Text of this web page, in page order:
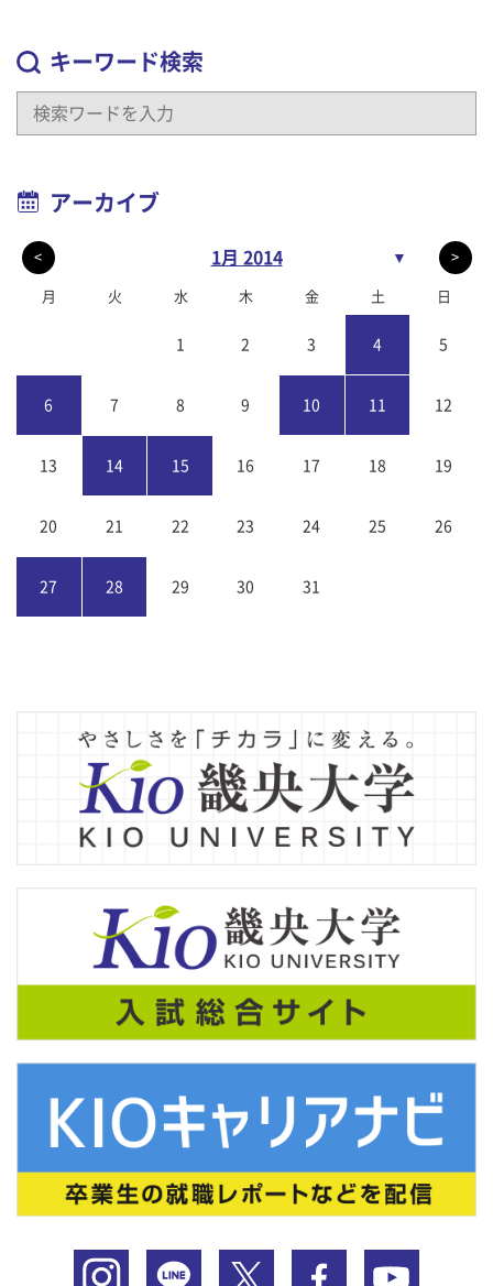
キーワード検索
アーカイブ
< 1月 2014 ▼ >
月 火 水 木 金 土 日
1 2 3 4 5
6 7 8 9 10 11 12
13 14 15 16 17 18 19
20 21 22 23 24 25 26
27 28 29 30 31